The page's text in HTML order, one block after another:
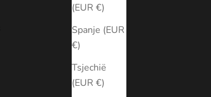
(EUR €)
Spanje (EUR
€)
Tsjechië
(EUR €)